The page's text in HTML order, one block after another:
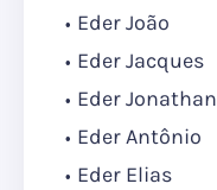
Eder João
Eder Jacques
Eder Jonathan
Eder Antônio
Eder Elias